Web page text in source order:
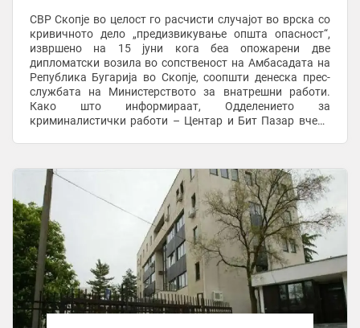
СВР Скопје во целост го расчисти случајот во врска со
кривичното дело „предизвикување општа опасност“,
извршено на 15 јуни кога беа опожарени две
дипломатски возила во сопственост на Амбасадата на
Република Бугарија во Скопје, соопшти денеска прес-
службата на Министерството за внатрешни работи.
Како што информираат, Одделението за
криминалистички работи – Центар и Бит Пазар вчера